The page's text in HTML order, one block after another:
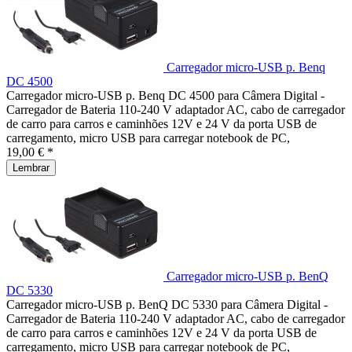
Carregador micro-USB p. Benq
DC 4500
Carregador micro-USB p. Benq DC 4500 para Câmera Digital -
Carregador de Bateria 110-240 V adaptador AC, cabo de carregador
de carro para carros e caminhões 12V e 24 V da porta USB de
carregamento, micro USB para carregar notebook de PC,
19,00 € *
Lembrar
Carregador micro-USB p. BenQ
DC 5330
Carregador micro-USB p. BenQ DC 5330 para Câmera Digital -
Carregador de Bateria 110-240 V adaptador AC, cabo de carregador
de carro para carros e caminhões 12V e 24 V da porta USB de
carregamento, micro USB para carregar notebook de PC,